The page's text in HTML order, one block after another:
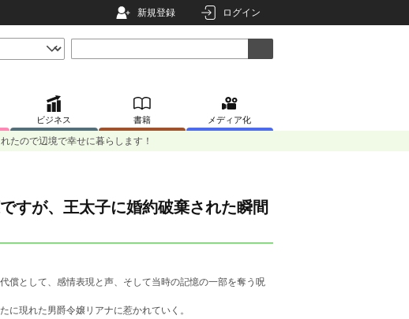
新規登録 ログイン
ビジネス 書籍 メディア化
たので辺境で幸せに暮らします！
すが、王太子に婚約破棄された瞬間
償として、感情表現と声、そして当時の記憶の一部を奪う呪
に現れた男爵令嬢リアナに惹かれていく。